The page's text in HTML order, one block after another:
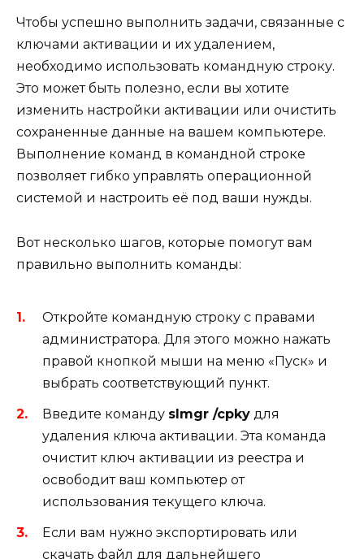
Чтобы успешно выполнить задачи, связанные с
ключами активации и их удалением,
необходимо использовать командную строку.
Это может быть полезно, если вы хотите
изменить настройки активации или очистить
сохраненные данные на вашем компьютере.
Выполнение команд в командной строке
позволяет гибко управлять операционной
системой и настроить её под ваши нужды.
Вот несколько шагов, которые помогут вам
правильно выполнить команды:
Откройте командную строку с правами
администратора. Для этого можно нажать
правой кнопкой мыши на меню «Пуск» и
выбрать соответствующий пункт.
Введите команду slmgr /cpky для
удаления ключа активации. Эта команда
очистит ключ активации из реестра и
освободит ваш компьютер от
использования текущего ключа.
Если вам нужно экспортировать или
скачать файл для дальнейшего